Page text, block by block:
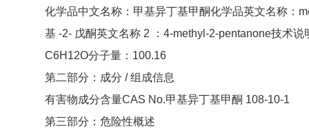
化学品中文名称：甲基异丁基甲酮化学品英文名称：
基 -2- 戊酮英文名称 2 ：4-methyl-2-pentanone技术
C6H12O分子量：100.16
第二部分：成分 / 组成信息
有害物成分含量CAS No.甲基异丁基甲酮 108-10-1
第三部分：危险性概述